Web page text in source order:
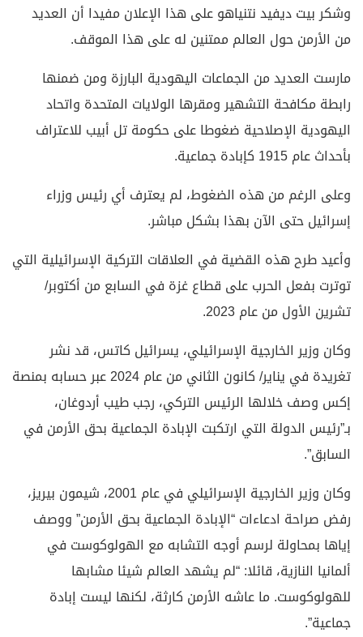
وشكر بيت ديفيد نتنياهو على هذا الإعلان مفيدا أن العديد
من الأرمن حول العالم ممتنين له على هذا الموقف.
مارست العديد من الجماعات اليهودية البارزة ومن ضمنها
رابطة مكافحة التشهير ومقرها الولايات المتحدة واتحاد
اليهودية الإصلاحية ضغوطا على حكومة تل أبيب للاعتراف
بأحداث عام 1915 كإبادة جماعية.
وعلى الرغم من هذه الضغوط، لم يعترف أي رئيس وزراء
إسرائيل حتى الآن بهذا بشكل مباشر.
وأعيد طرح هذه القضية في العلاقات التركية الإسرائيلية التي
توترت بفعل الحرب على قطاع غزة في السابع من أكتوبر/
تشرين الأول من عام 2023.
وكان وزير الخارجية الإسرائيلي، يسرائيل كاتس، قد نشر
تغريدة في يناير/ كانون الثاني من عام 2024 عبر حسابه بمنصة
إكس وصف خلالها الرئيس التركي، رجب طيب أردوغان،
بـ”رئيس الدولة التي ارتكبت الإبادة الجماعية بحق الأرمن في
السابق”.
وكان وزير الخارجية الإسرائيلي في عام 2001، شيمون بيريز،
رفض صراحة ادعاءات “الإبادة الجماعية بحق الأرمن” ووصف
إياها بمحاولة لرسم أوجه التشابه مع الهولوكوست في
ألمانيا النازية، قائلا: “لم يشهد العالم شيئا مشابها
للهولوكوست. ما عاشه الأرمن كارثة، لكنها ليست إبادة
جماعية”.